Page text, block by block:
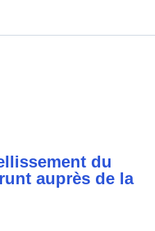
du
auprès de la